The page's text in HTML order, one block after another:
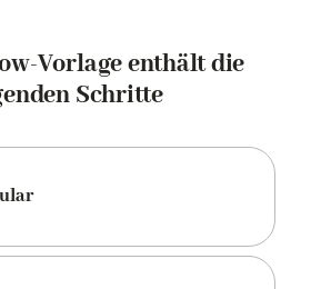
Vorlage enthält die
Schritte